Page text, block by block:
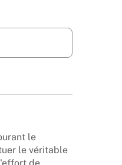
le
le véritable
de